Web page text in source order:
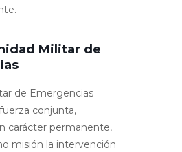
Militar de
de Emergencias
conjunta,
carácter permanente,
misión la intervención